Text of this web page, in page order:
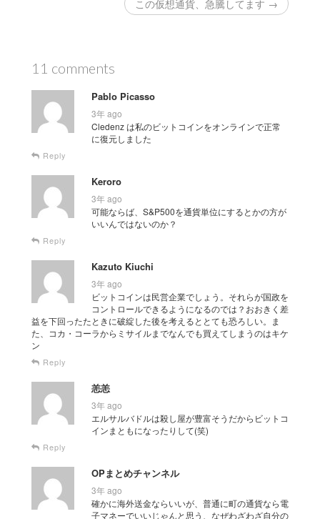
この仮想通貨、急騰してます →
11 comments
Pablo Picasso
3年 ago
Cledenz は私のビットコインをオンラインで正常
に復元しました
Reply
Keroro
3年 ago
可能ならば、S&P500を通貨単位にするとかの方が
いいんではないのか？
Reply
Kazuto Kiuchi
3年 ago
ビットコインは民営企業でしょう。それらが国政を
コントロールできるようになるのでは？おおきく差
益を下回ったたときに破綻した後を考えるととても恐ろしい。ま
た、コカ・コーラからミサイルまでなんでも買えてしまうのはキケ
ン
Reply
恙恙
3年 ago
エルサルバドルは殺し屋が豊富そうだからビットコ
インまともになったりして(笑)
Reply
OPまとめチャンネル
3年 ago
確かに海外送金ならいいが、普通に町の通貨なら電
子マネーでいいじゃんと思う、なぜわざわざ自分の